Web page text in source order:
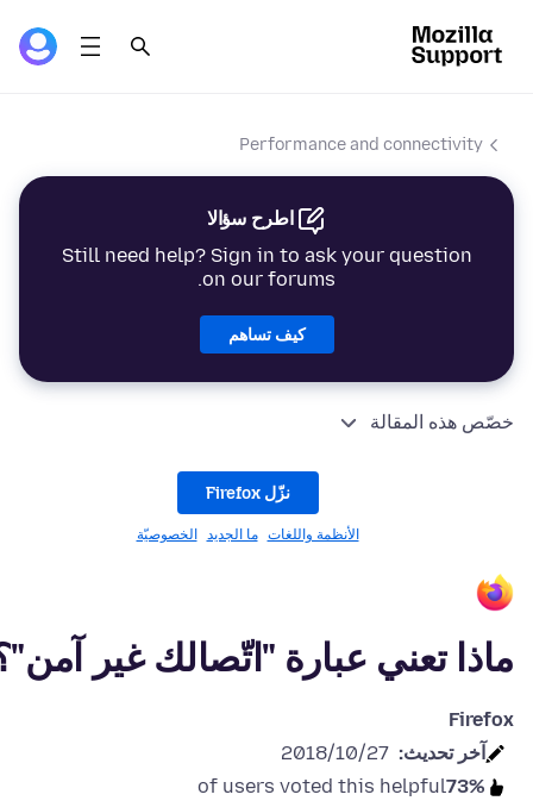
Performance and connectivity
اطرح سؤالا
Still need help? Sign in to ask your question
on our forums.
كيف تساهم
خصّص هذه المقالة
نزّل Firefox
الأنظمة واللغات ما الجديد الخصوصيّة
ماذا تعني عبارة "اتّصالك غير
Firefox
آخر تحديث: 27‏/10‏/2018
73%
of users voted this helpful